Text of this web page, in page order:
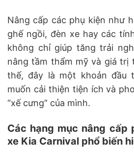
Nâng cấp các phụ kiện như
ghế ngồi, đèn xe hay các
không chỉ giúp tăng trải
nâng tầm thẩm mỹ và giá trị
thế, đây là một khoản đầu
muốn cải thiện tiện ích và
“xế cưng” của mình.
Các hạng mục nâng cấp
xe Kia Carnival phổ biến